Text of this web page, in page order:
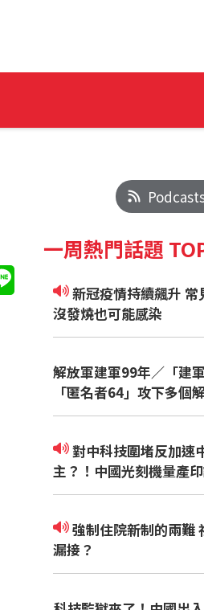
一周熱門話題
新冠疫情持續飆升 常見八大症狀
沒發燒也可能感染
解放軍建軍99年／「建
「匿名者64」攻下多個
對中科技圍堵反加速中國科技自
主？！中國光刻機量產
點
強制住院新制的兩難 社區如何不
漏接？